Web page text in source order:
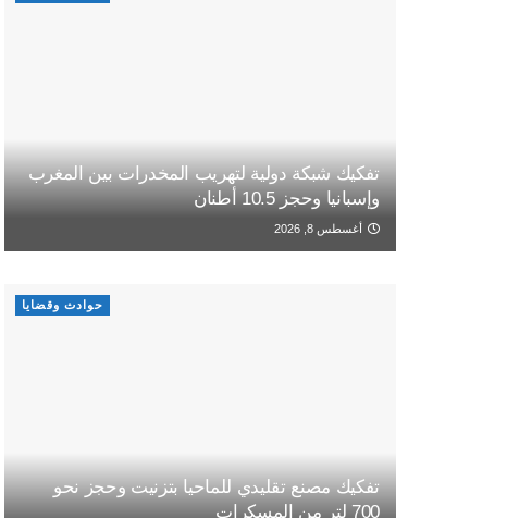
تفكيك شبكة دولية لتهريب المخدرات بين المغرب
وإسبانيا وحجز 10.5 أطنان
أغسطس 8, 2026
حوادث وقضايا
تفكيك مصنع تقليدي للماحيا بتزنيت وحجز نحو
700 لتر من المسكرات